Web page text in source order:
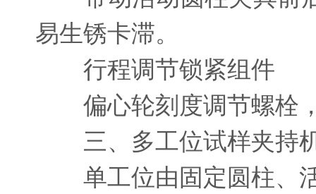
易生锈卡滞。
行程调节锁紧组件
偏心轮刻度调节螺栓，
三、多工位试样夹持
单工位由固定圆柱、活